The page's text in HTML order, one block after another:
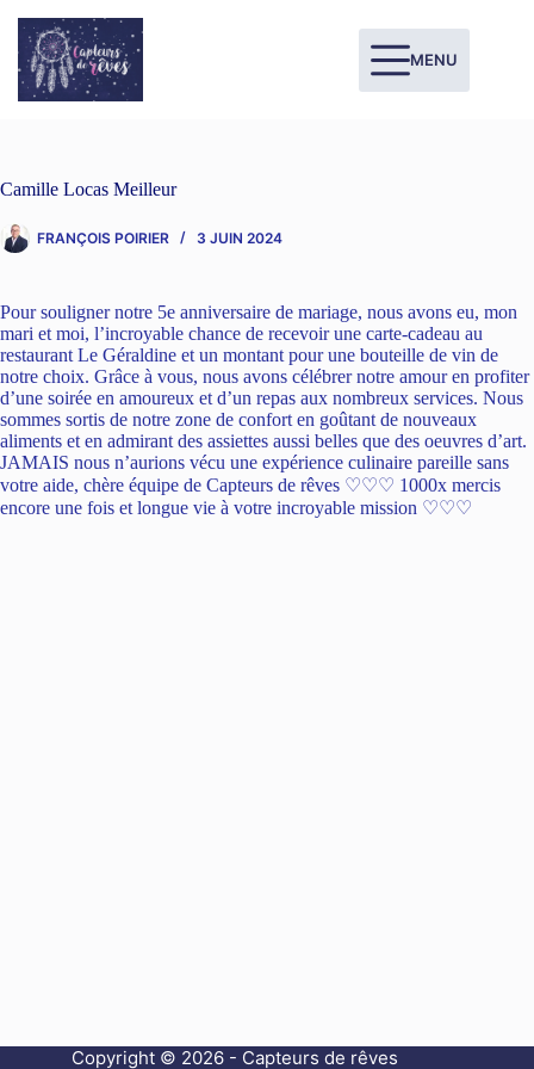
MENU
Camille Locas Meilleur
FRANÇOIS POIRIER 3 JUIN 2024
Pour souligner notre 5e anniversaire de mariage, nous avons eu, mon
mari et moi, l’incroyable chance de recevoir une carte-cadeau au
restaurant Le Géraldine et un montant pour une bouteille de vin de
notre choix. Grâce à vous, nous avons célébrer notre amour en profiter
d’une soirée en amoureux et d’un repas aux nombreux services. Nous
sommes sortis de notre zone de confort en goûtant de nouveaux
aliments et en admirant des assiettes aussi belles que des oeuvres d’art.
JAMAIS nous n’aurions vécu une expérience culinaire pareille sans
votre aide, chère équipe de Capteurs de rêves ♡♡♡ 1000x mercis
encore une fois et longue vie à votre incroyable mission ♡♡♡
Copyright © 2026 - Capteurs de rêves